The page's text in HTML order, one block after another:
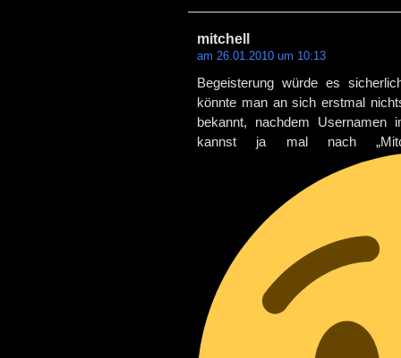
mitchell
am 26.01.2010 um 10:13
Begeisterung würde es
könnte man an sich erstmal
bekannt, nachdem
kannst ja mal nach